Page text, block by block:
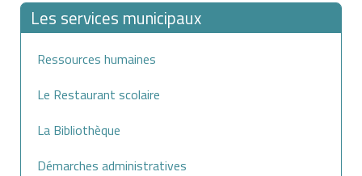
Les services municipaux
Ressources humaines
Le Restaurant scolaire
La Bibliothèque
Démarches administratives